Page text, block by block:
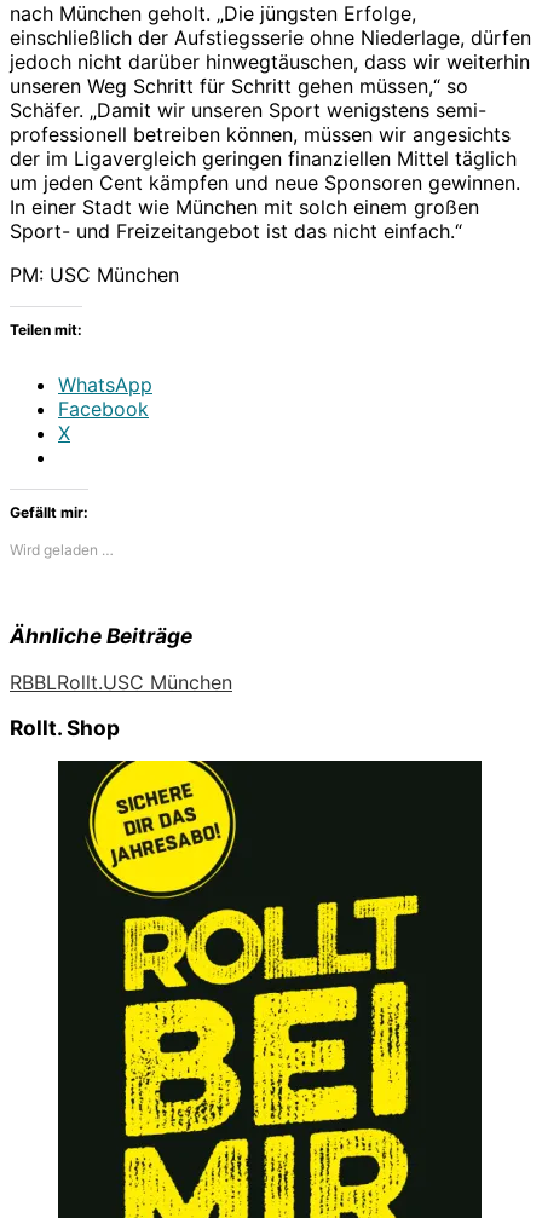
nach München geholt. „Die jüngsten Erfolge,
einschließlich der Aufstiegsserie ohne Niederlage, dürfen
jedoch nicht darüber hinwegtäuschen, dass wir weiterhin
unseren Weg Schritt für Schritt gehen müssen,“ so
Schäfer. „Damit wir unseren Sport wenigstens semi-
professionell betreiben können, müssen wir angesichts
der im Ligavergleich geringen finanziellen Mittel täglich
um jeden Cent kämpfen und neue Sponsoren gewinnen.
In einer Stadt wie München mit solch einem großen
Sport- und Freizeitangebot ist das nicht einfach.“
PM: USC München
Teilen mit:
WhatsApp
Facebook
X
Gefällt mir:
Wird geladen …
Ähnliche Beiträge
RBBLRollt.USC München
Rollt. Shop